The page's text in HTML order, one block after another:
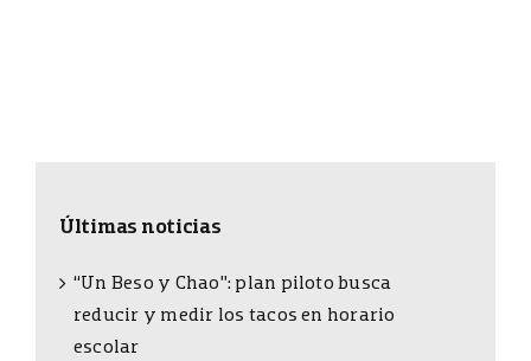
Últimas noticias
“Un Beso y Chao”: plan piloto busca
reducir y medir los tacos en horario
escolar